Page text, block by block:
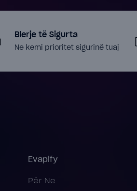
Blerje të Sigurta
Ne kemi prioritet sigurinë tuaj
Evapify
Për Ne